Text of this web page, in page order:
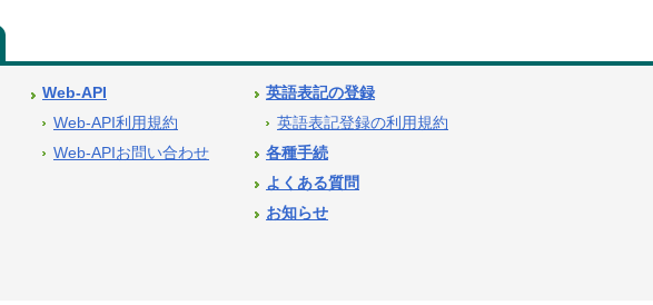
Web-API
Web-API利用規約
Web-APIお問い合わせ
英語表記の登録
英語表記登録の利用規約
各種手続
よくある質問
お知らせ